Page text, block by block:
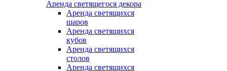
Аренда светящегося декора
Аренда светящихся
шаров
Аренда светящихся
кубов
Аренда светящихся
столов
Аренда светящихся